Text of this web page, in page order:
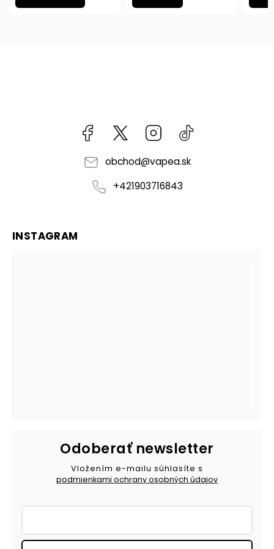
Facebook kzifcak85131Instagram
obchod@vapea.sk
+421903716843
INSTAGRAM
Odoberať newsletter
Vložením e-mailu súhlasíte s
podmienkami ochrany osobných údajov